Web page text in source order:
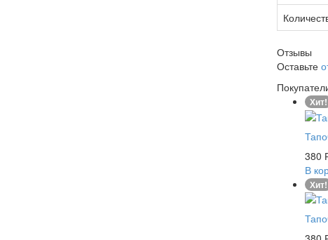
Отзывы
Оставьте
Хит!
380
В
Хит!